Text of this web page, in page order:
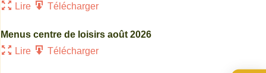
Lire
Télécharger
Menus centre de loisirs août 2026
Lire
Télécharger